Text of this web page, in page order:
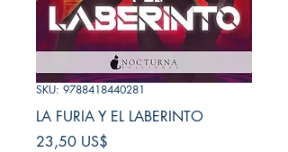
SKU: 9788418440281
LA FURIA Y EL LABERINTO
23,50 US$